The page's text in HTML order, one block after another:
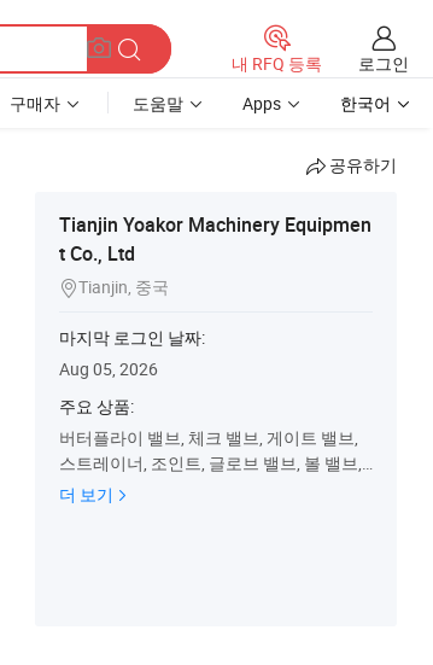
내 RFQ 등록
로그인
구매자 도움말 Apps 한국어
공유하기
Tianjin Yoakor Machinery Equipmen
t Co., Ltd
Tianjin, 중국
마지막 로그인 날짜:
Aug 05, 2026
주요 상품:
버터플라이 밸브, 체크 밸브, 게이트 밸브,
스트레이너, 조인트, 글로브 밸브, 볼 밸브,
플랜지 버터플라이 밸브, 루그 버터플라이
더 보기